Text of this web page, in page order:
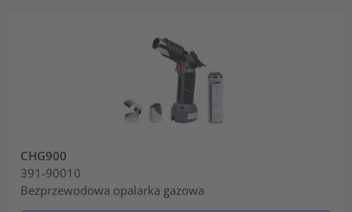
CHG900
391-90010
Bezprzewodowa opalarka gazowa